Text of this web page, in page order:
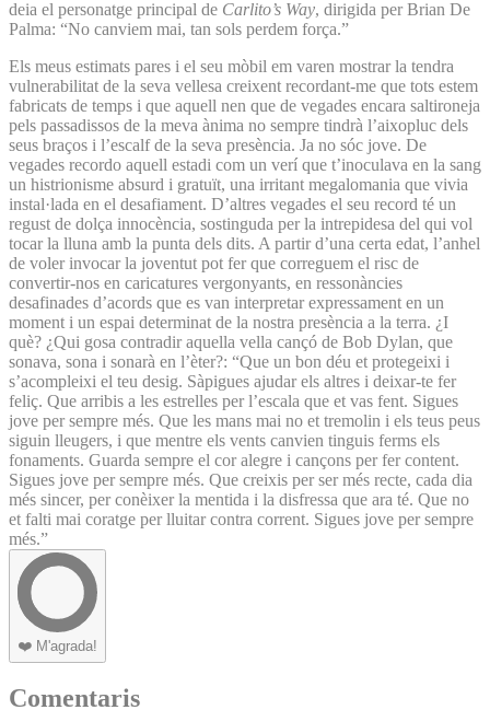
deia el personatge principal de Carlito’s Way, dirigida per Brian De
Palma: “No canviem mai, tan sols perdem força.”
Els meus estimats pares i el seu mòbil em varen mostrar la tendra
vulnerabilitat de la seva vellesa creixent recordant-me que tots estem
fabricats de temps i que aquell nen que de vegades encara saltironeja
pels passadissos de la meva ànima no sempre tindrà l’aixopluc dels
seus braços i l’escalf de la seva presència. Ja no sóc jove. De
vegades recordo aquell estadi com un verí que t’inoculava en la sang
un histrionisme absurd i gratuït, una irritant megalomania que vivia
instal·lada en el des­afiament. D’altres vegades el seu record té un
regust de dolça innocència, sostinguda per la intrepidesa del qui vol
tocar la lluna amb la punta dels dits. A partir d’una certa edat, l’anhel
de voler invocar la joventut pot fer que correguem el risc de
convertir-nos en caricatures vergonyants, en ressonàncies
desafinades d’acords que es van interpretar expressament en un
moment i un espai determinat de la nostra presència a la terra. ¿I
què? ¿Qui gosa contradir aquella vella cançó de Bob Dylan, que
sonava, sona i sonarà en l’èter?: “Que un bon déu et protegeixi i
s’acompleixi el teu desig. Sàpigues ajudar els altres i deixar-te fer
feliç. Que arribis a les estrelles per l’escala que et vas fent. Sigues
jove per sempre més. Que les mans mai no et tremolin i els teus peus
siguin lleugers, i que mentre els vents canvien tinguis ferms els
fonaments. Guarda sempre el cor alegre i cançons per fer content.
Sigues jove per sempre més. Que creixis per ser més recte, cada dia
més sincer, per conèixer la mentida i la disfressa que ara té. Que no
et falti mai coratge per lluitar contra corrent. Sigues jove per sempre
més.”
❤️ M'agrada!
Comentaris